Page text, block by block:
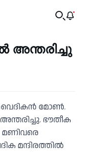
വൈദികന്‍ മോണ്‍.
ഭൗതീക
മണിവരെ
മന്ദിരത്തില്‍